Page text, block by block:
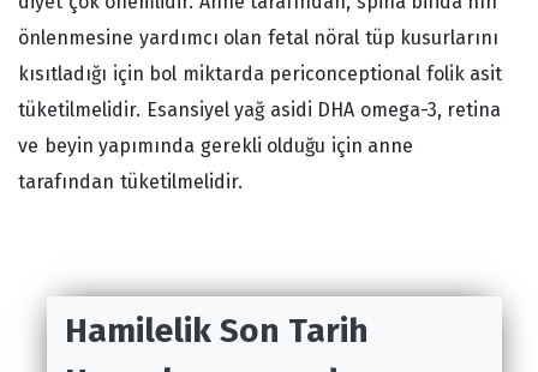
önlenmesine yardımcı olan fetal nöral tüp kusurlarını
kısıtladığı için bol miktarda periconceptional folik asit
tüketilmelidir. Esansiyel yağ asidi DHA omega-3, retina
ve beyin yapımında gerekli olduğu için anne
tarafından tüketilmelidir.
Hamilelik Son Tarih